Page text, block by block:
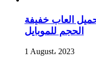
العاب خفيفة
الحجم للموبايل
1 August، 2023